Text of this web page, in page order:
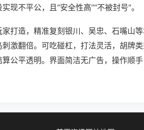
现不平公，且“安全性高”“不被封号”。
打造，精准复刻银川、吴忠、石嘴山
激翻倍。可吃碰杠，打法灵活，胡牌
公平透明。界面简洁无广告，操作顺